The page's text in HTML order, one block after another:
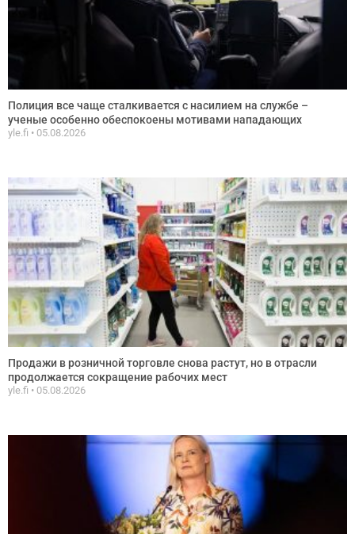
Полиция все чаще сталкивается с насилием на службе –
ученые особенно обеспокоены мотивами нападающих
yle.fi 05.08.2026
Продажи в розничной торговле снова растут, но в отрасли
продолжается сокращение рабочих мест
yle.fi 05.08.2026